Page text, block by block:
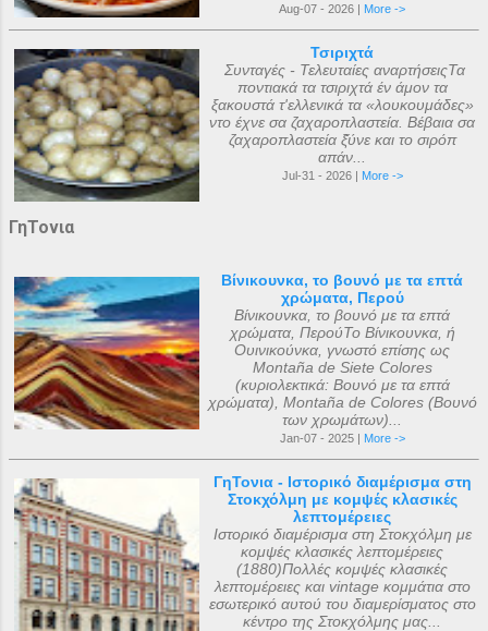
Aug-07 - 2026 | More ->
Τσιριχτά
Συνταγές - Τελευταίες αναρτήσειςΤα
ποντιακά τα τσιριχτά έν άμον τα
ξακουστά τ'ελλενικά τα «λουκουμάδες»
ντο έχνε σα ζαχαροπλαστεία. Βέβαια σα
ζαχαροπλαστεία ξ̌ύνε και το σιρόπ
απάν...
Jul-31 - 2026 | More ->
ΓηΤονια
Βίνικουνκα, το βουνό με τα επτά
χρώματα, Περού
Βίνικουνκα, το βουνό με τα επτά
χρώματα, ΠερούΤο Βίνικουνκα, ή
Ουινικούνκα, γνωστό επίσης ως
Montaña de Siete Colores
(κυριολεκτικά: Βουνό με τα επτά
χρώματα), Montaña de Colores (Βουνό
των χρωμάτων)...
Jan-07 - 2025 | More ->
ΓηΤονια - Ιστορικό διαμέρισμα στη
Στοκχόλμη με κομψές κλασικές
λεπτομέρειες
Ιστορικό διαμέρισμα στη Στοκχόλμη με
κομψές κλασικές λεπτομέρειες
(1880)Πολλές κομψές κλασικές
λεπτομέρειες και vintage κομμάτια στο
εσωτερικό αυτού του διαμερίσματος στο
κέντρο της Στοκχόλμης μας...